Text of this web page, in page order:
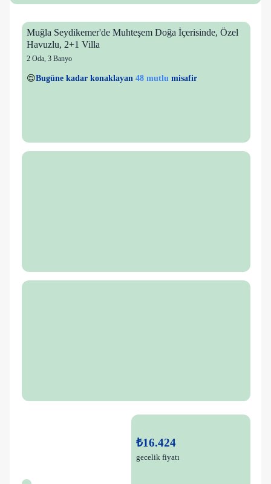
Muğla Seydikemer'de Muhteşem Doğa İçerisinde, Özel
Havuzlu, 2+1 Villa
2 Oda, 3 Banyo
👀Son 1 saatte26 kişigörüntüledi
₺16.424
gecelik fiyatı